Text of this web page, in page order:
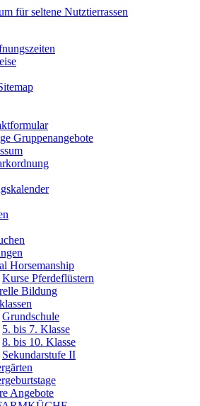
Gruppenangebote
Horsemanship
Kurse Pferdeflüstern
Bildung
Grundschule
5. bis 7. Klasse
8. bis 10. Klasse
Sekundarstufe II
Angebote